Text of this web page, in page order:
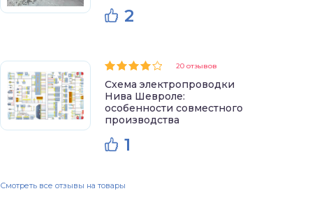
2
20 отзывов
Схема электропроводки
Нива Шевроле:
особенности совместного
производства
1
Смотреть все отзывы на товары